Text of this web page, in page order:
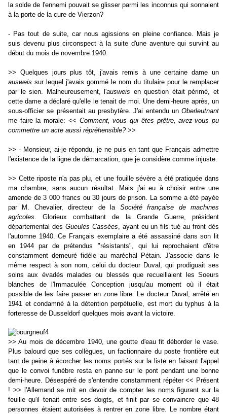
la solde de l'ennemi pouvait se glisser parmi les inconnus qui sonnaient
à la porte de la cure de Vierzon?
- Pas tout de suite, car nous agissions en pleine confiance. Mais je
suis devenu plus circonspect à la suite d'une aventure qui survint au
début du mois de novembre 1940.
>> Quelques jours plus tôt, j'avais remis à une certaine dame un
ausweis sur lequel j'avais gommé le nom du titulaire pour le remplacer
par le sien. Malheureusement, l'ausweis en question était périmé, et
cette dame a déclaré qu'elle le tenait de moi. Une demi-heure après, un
sous-officier se présentait au presbytère. J'ai entendu un Oberleutnant
me faire la morale: << Comment, vous qui êtes prêtre, avez-vous pu
commettre un acte aussi répréhensible?>>
>> - Monsieur, ai-je répondu, je ne puis en tant que Français admettre
l'existence de la ligne de démarcation, que je considère comme injuste.
>> Cette riposte n'a pas plu, et une fouille sévère a été pratiquée dans
ma chambre, sans aucun résultat. Mais j'ai eu à choisir entre une
amende de 3 000 francs ou 30 jours de prison. La somme a été payée
par M. Chevalier, directeur de la Société française de machines
agricoles. Glorieux combattant de la Grande Guerre, président
départemental des Gueules Cassées, ayant eu un fils tué au front dès
l'automne 1940. Ce Français exemplaire a été assassiné dans son lit
en 1944 par de prétendus "résistants", qui lui reprochaient d'être
constamment demeuré fidèle au maréchal Pétain. J'associe dans le
même respect à son nom, celui du docteur Duval, qui prodiguait ses
soins aux évadés malades ou blessés que recueillaient les Soeurs
blanches de l'Immaculée Conception jusqu'au moment où il était
possible de les faire passer en zone libre. Le docteur Duval, arrêté en
1941 et condamné à la détention perpétuelle, est mort du typhus à la
forteresse de Dusseldorf quelques mois avant la victoire.
>> Au mois de décembre 1940, une goutte d'eau fit déborder le vase.
Plus balourd que ses collègues, un factionnaire du poste frontière eut
tant de peine à écorcher les noms portés sur la liste en faisant l'appel
que le convoi funèbre resta en panne sur le pont pendant une bonne
demi-heure. Désespéré de s'entendre constamment répéter << Présent
! >> l'Allemand se mit en devoir de compter les noms figurant sur la
feuille qu'il tenait entre ses doigts, et finit par se convaincre que 48
personnes étaient autorisées à rentrer en zone libre. Le nombre étant